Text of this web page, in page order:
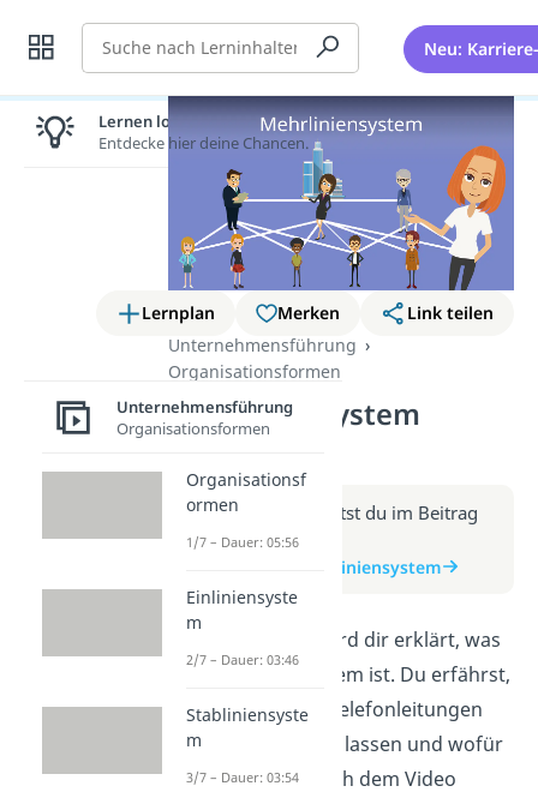
Suche Neu:
Lernplan Merken
Link teilen
Unternehmensführung
Organisationsformen
Mehrliniensystem
(Video)
Weitere Infos erhältst du im Beitrag
zum Video
zum Beitrag: Mehrliniensystem
In diesem Video wird dir erklärt, was
ein Mehrliniensystem ist. Du erfährst,
wie sich mehrere Telefonleitungen
gleichzeitig nutzen lassen und wofür
das wichtig ist. Nach dem Video
Lernen lohnt sich!
Entdecke hier deine Chancen.
Unternehmensführung
Organisationsformen
Organisationsf
ormen
1/7 – Dauer: 05:56
Einliniensyste
m
2/7 – Dauer: 03:46
Stabliniensyste
m
3/7 – Dauer: 03:54